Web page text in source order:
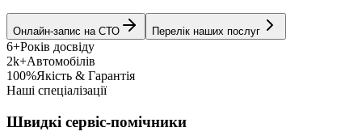
Онлайн-запис на СТО Перелік наших послуг
6+Років досвіду
2k+Автомобілів
100%Якість & Гарантія
Наші спеціалізації
Швидкі сервіс-помічники